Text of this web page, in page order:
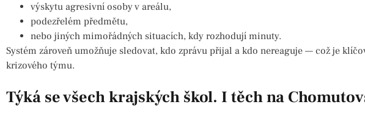
výskytu agresivní osoby v areálu,
podezřelém předmětu,
nebo jiných mimořádných situacích, kdy rozhodují minuty.
Systém zároveň umožňuje sledovat, kdo zprávu přijal a kdo nereaguje — což je
krizového týmu.
Týká se všech krajských škol. I těch na